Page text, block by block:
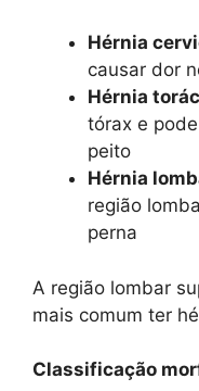
Hérnia
causar dor
Hérnia
tórax e
peito
Hérnia
região
perna
A região lombar
mais comum ter
Classificação